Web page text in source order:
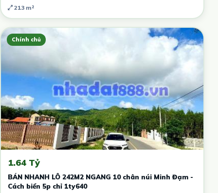
213 m²
Chính chủ
1.64 Tỷ
BÁN NHANH LÔ 242M2 NGANG 10 chân núi Minh Đạm -
Cách biển 5p chỉ 1ty640